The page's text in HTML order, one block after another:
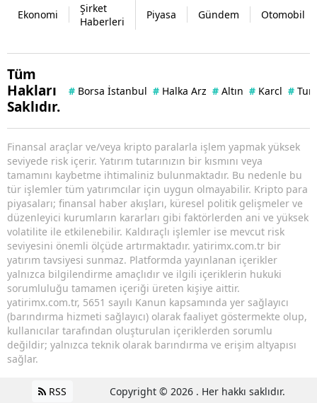
Ekonomi
Şirket
Haberleri
Piyasa Gündem Otomobil
Tüm
Hakları
Saklıdır.
# Borsa İstanbul # Halka Arz # Altın # Karcl #
Finansal araçlar ve/veya kripto paralarla işlem yapmak yüksek
seviyede risk içerir. Yatırım tutarınızın bir kısmını veya
tamamını kaybetme ihtimaliniz bulunmaktadır. Bu nedenle bu
tür işlemler tüm yatırımcılar için uygun olmayabilir. Kripto para
piyasaları; finansal haber akışları, küresel politik gelişmeler ve
düzenleyici kurumların kararları gibi faktörlerden ani ve yüksek
volatilite ile etkilenebilir. Kaldıraçlı işlemler ise mevcut risk
seviyesini önemli ölçüde artırmaktadır. yatirimx.com.tr bir
yatırım tavsiyesi sunmaz. Platformda yayınlanan içerikler
yalnızca bilgilendirme amaçlıdır ve ilgili içeriklerin hukuki
sorumluluğu tamamen içeriği üreten kişiye aittir.
yatirimx.com.tr, 5651 sayılı Kanun kapsamında yer sağlayıcı
(barındırma hizmeti sağlayıcı) olarak faaliyet göstermekte olup,
kullanıcılar tarafından oluşturulan içeriklerden sorumlu
değildir; yalnızca teknik olarak barındırma ve erişim altyapısı
sağlar.
RSS Copyright © 2026 . Her hakkı saklıdır.